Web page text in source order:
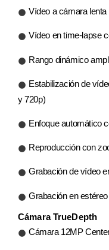
Vídeo a cámara lenta
Vídeo en time‑lapse
Rango dinámico
Estabilización de
y 720p)
Enfoque automático
Reproducción con
Grabación de vídeo
Grabación en estéreo
Cámara TrueDepth
Cámara 12MP